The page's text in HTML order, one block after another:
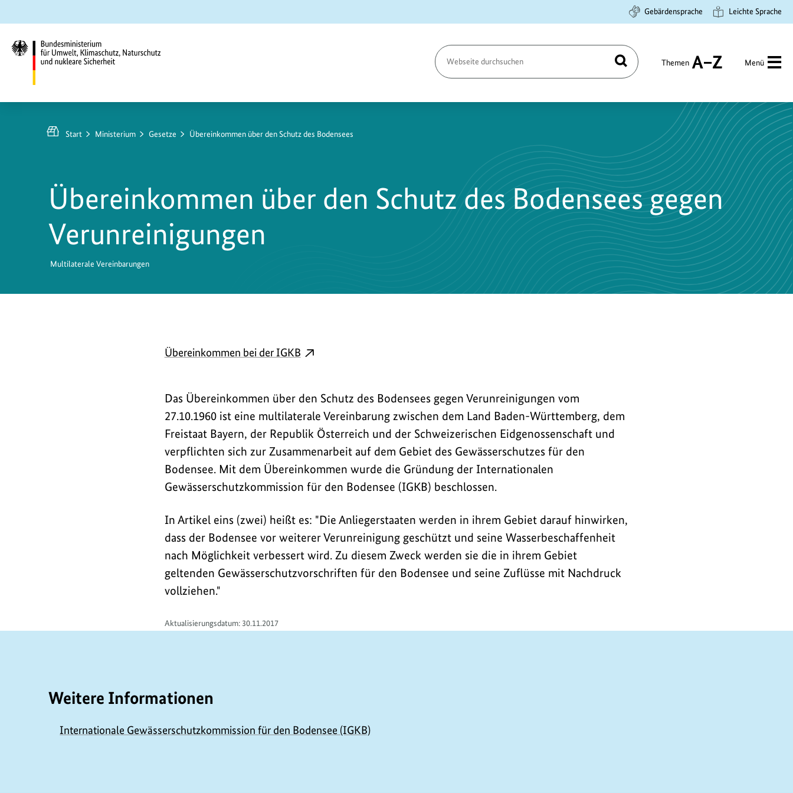
Hauptinhalt
springen
Suche
springen
Hauptnavigation
springen
Gebärdensprache Leichte Sprache
Umwelt,
Klimaschutz,
Sicherheit
Seite
durchsuchen
Suchen Themen
A
Menü
Start Ministerium Gesetze Übereinkommen über den Schutz des Bodensees
Übereinkommen über den Schutz des Bodensees gegen
Verunreinigungen
Multilaterale Vereinbarungen
D
w
n
l
o
a
d
s
/
L
i
n
k
Übereinkommen bei der IGKBexterner
in
neuem
Fenster:
Übereinkommen
bei
der
Das Übereinkommen über den Schutz des Bodensees gegen Verunreinigungen vom
27.10.1960 ist eine multilaterale Vereinbarung zwischen dem Land Baden-Württemberg, dem
Freistaat Bayern, der Republik Österreich und der Schweizerischen Eidgenossenschaft und
verpflichten sich zur Zusammenarbeit auf dem Gebiet des Gewässerschutzes für den
Bodensee. Mit dem Übereinkommen wurde die Gründung der Internationalen
Gewässerschutzkommission für den Bodensee (IGKB) beschlossen.
In Artikel eins (zwei) heißt es: "Die Anliegerstaaten werden in ihrem Gebiet darauf hinwirken,
dass der Bodensee vor weiterer Verunreinigung geschützt und seine Wasserbeschaffenheit
nach Möglichkeit verbessert wird. Zu diesem Zweck werden sie die in ihrem Gebiet
geltenden Gewässerschutzvorschriften für den Bodensee und seine Zuflüsse mit Nachdruck
vollziehen."
Aktualisierungsdatum: 30.11.2017
Weitere Informationen
Internationale Gewässerschutzkommission für den Bodensee (IGKB)